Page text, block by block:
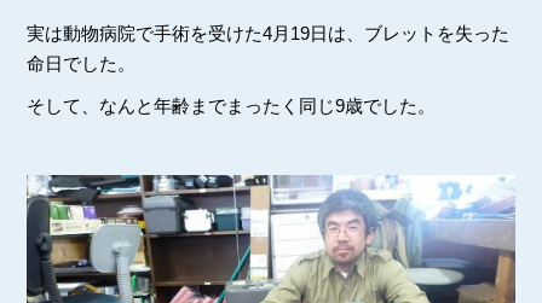
実は動物病院で手術を受けた4月19日は、ブレットを失った
命日でした。
そして、なんと年齢までまったく同じ9歳でした。